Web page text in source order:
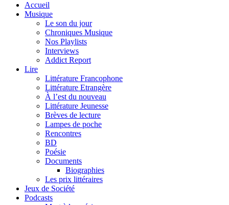
Accueil
Musique
Le son du jour
Chroniques Musique
Nos Playlists
Interviews
Addict Report
Lire
Littérature Francophone
Littérature Etrangère
À l’est du nouveau
Littérature Jeunesse
Brèves de lecture
Lampes de poche
Rencontres
BD
Poésie
Documents
Biographies
Les prix littéraires
Jeux de Société
Podcasts